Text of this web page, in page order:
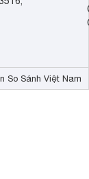
So Sánh Việt Nam